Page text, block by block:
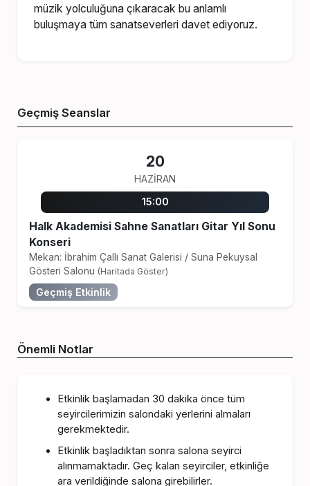
müzik yolculuğuna çıkaracak bu anlamlı
buluşmaya tüm sanatseverleri davet ediyoruz.
Geçmiş Seanslar
20
HAZIRAN
15:00
Halk Akademisi Sahne Sanatları Gitar Yıl Sonu
Konseri
Mekan: İbrahim Çallı Sanat Galerisi / Suna Pekuysal
Gösteri Salonu (Haritada Göster)
Geçmiş Etkinlik
Önemli Notlar
Etkinlik başlamadan 30 dakika önce tüm
seyircilerimizin salondaki yerlerini almaları
gerekmektedir.
Etkinlik başladıktan sonra salona seyirci
alınmamaktadır. Geç kalan seyirciler, etkinliğe
ara verildiğinde salona girebilirler.